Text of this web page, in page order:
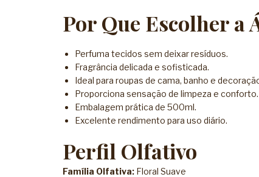
Por Que Escolher a
Perfuma tecidos sem deixar resíduos.
Fragrância delicada e sofisticada.
Ideal para roupas de cama, banho e
Proporciona sensação de limpeza e conforto.
Embalagem prática de 500ml.
Excelente rendimento para uso diário.
Perfil Olfativo
Família Olfativa: Floral Suave